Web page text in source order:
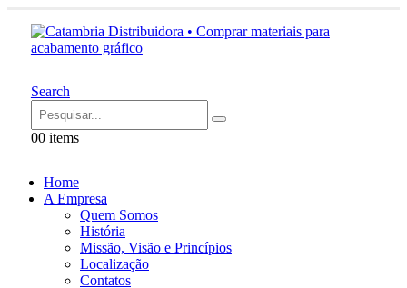
Search
00 items
Home
A Empresa
Quem Somos
História
Missão, Visão e Princípios
Localização
Contatos